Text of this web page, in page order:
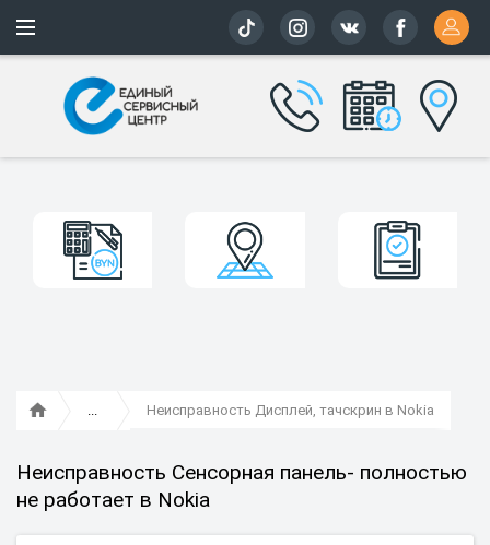
Более
Неисправность Дисплей, тачскрин в Nokia
Неисправность Сенсорная панель- полностью
не работает в Nokia